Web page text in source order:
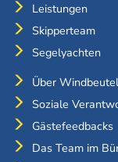
Leistungen
Skipperteam
Segelyachten
Über
Soziale
Gästefeedbacks
Das Team im